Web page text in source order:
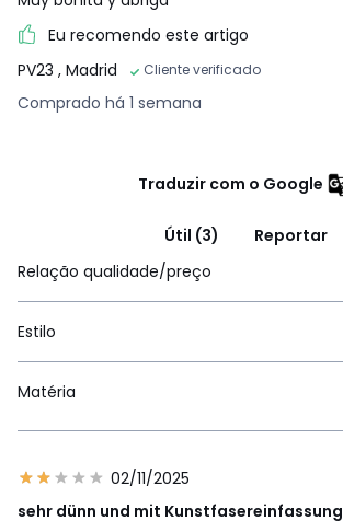
Eu recomendo este artigo
PV23 , Madrid Cliente verificado
Comprado há 1 semana
Traduzir com o Google
Útil (3)
Reportar
Relação qualidade/preço
Estilo
Matéria
02/11/2025
sehr dünn und mit Kunstfasereinfassung